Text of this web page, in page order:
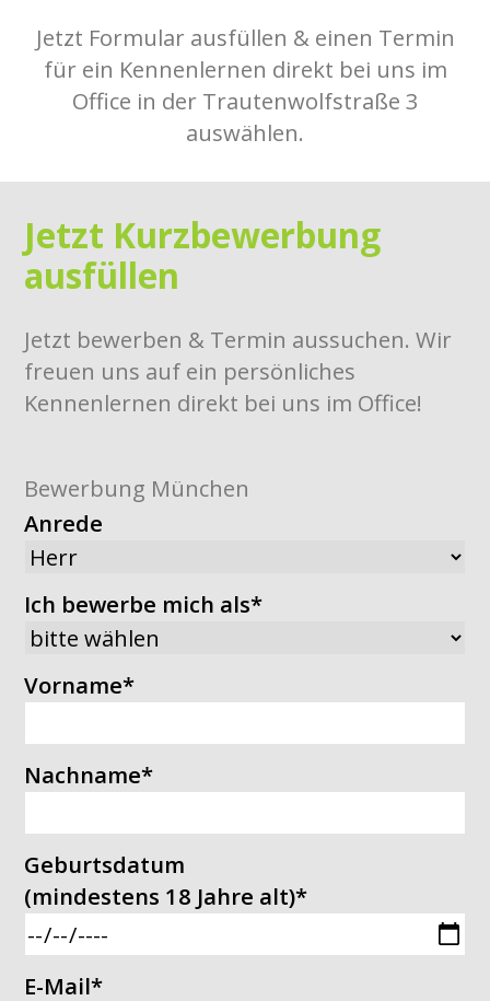
Jetzt Formular ausfüllen & einen Termin
für ein Kennenlernen direkt bei uns im
Office in der Trautenwolfstraße 3
auswählen.
Jetzt Kurzbewerbung
ausfüllen
Jetzt bewerben & Termin aussuchen. Wir
freuen uns auf ein persönliches
Kennenlernen direkt bei uns im Office!
Bewerbung München
Anrede
Ich bewerbe mich als*
Vorname*
Nachname*
Geburtsdatum
(mindestens 18 Jahre alt)*
E-Mail*